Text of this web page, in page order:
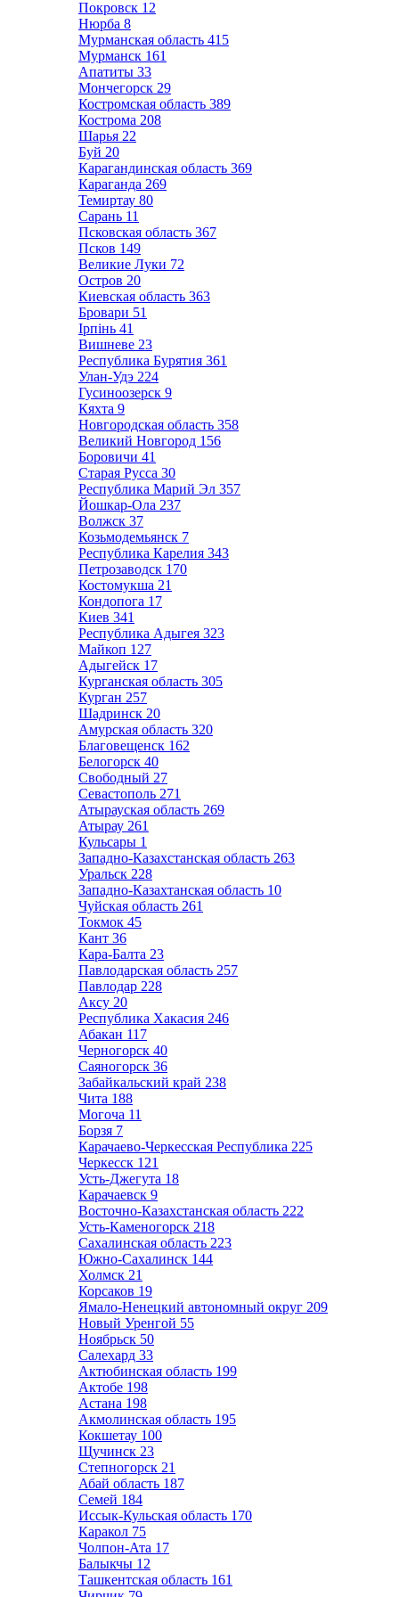
Покровск 12
Нюрба 8
Мурманская область 415
Мурманск 161
Апатиты 33
Мончегорск 29
Костромская область 389
Кострома 208
Шарья 22
Буй 20
Карагандинская область 369
Караганда 269
Темиртау 80
Сарань 11
Псковская область 367
Псков 149
Великие Луки 72
Остров 20
Киевская область 363
Бровари 51
Ірпінь 41
Вишневе 23
Республика Бурятия 361
Улан-Удэ 224
Гусиноозерск 9
Кяхта 9
Новгородская область 358
Великий Новгород 156
Боровичи 41
Старая Русса 30
Республика Марий Эл 357
Йошкар-Ола 237
Волжск 37
Козьмодемьянск 7
Республика Карелия 343
Петрозаводск 170
Костомукша 21
Кондопога 17
Киев 341
Республика Адыгея 323
Майкоп 127
Адыгейск 17
Курганская область 305
Курган 257
Шадринск 20
Амурская область 320
Благовещенск 162
Белогорск 40
Свободный 27
Севастополь 271
Атырауская область 269
Атырау 261
Кульсары 1
Западно-Казахстанская область 263
Уральск 228
Западно-Казахтанская область 10
Чуйская область 261
Токмок 45
Кант 36
Кара-Балта 23
Павлодарская область 257
Павлодар 228
Аксу 20
Республика Хакасия 246
Абакан 117
Черногорск 40
Саяногорск 36
Забайкальский край 238
Чита 188
Могоча 11
Борзя 7
Карачаево-Черкесская Республика 225
Черкесск 121
Усть-Джегута 18
Карачаевск 9
Восточно-Казахстанская область 222
Усть-Каменогорск 218
Сахалинская область 223
Южно-Сахалинск 144
Холмск 21
Корсаков 19
Ямало-Ненецкий автономный округ 209
Новый Уренгой 55
Ноябрьск 50
Салехард 33
Актюбинская область 199
Актобе 198
Астана 198
Акмолинская область 195
Кокшетау 100
Щучинск 23
Степногорск 21
Абай область 187
Семей 184
Иссык-Кульская область 170
Каракол 75
Чолпон-Ата 17
Балыкчы 12
Ташкентская область 161